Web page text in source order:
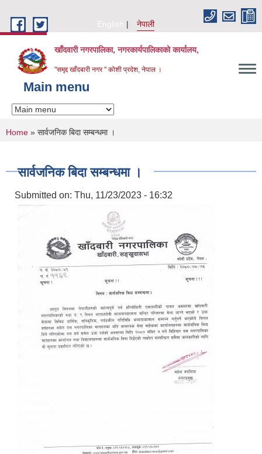
English
नेपाली
खाँदवारी नगरपालिका, नगरकार्यपालिकाको कार्यालय,
"समृद्द खाँदबारी नगर " कोशी प्रदेश, नेपाल ।
Main menu
You are here
Home » सार्वजनिक बिदा सम्बन्धमा ।
सार्वजनिक बिदा सम्बन्धमा ।
Submitted on: Thu, 11/23/2023 - 16:32